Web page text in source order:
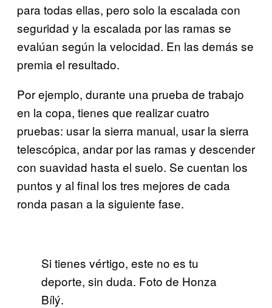
para todas ellas, pero solo la escalada con
seguridad y la escalada por las ramas se
evalúan según la velocidad. En las demás se
premia el resultado.
Por ejemplo, durante una prueba de trabajo
en la copa, tienes que realizar cuatro
pruebas: usar la sierra manual, usar la sierra
telescópica, andar por las ramas y descender
con suavidad hasta el suelo. Se cuentan los
puntos y al final los tres mejores de cada
ronda pasan a la siguiente fase.
Si tienes vértigo, este no es tu
deporte, sin duda. Foto de Honza
Bílý.